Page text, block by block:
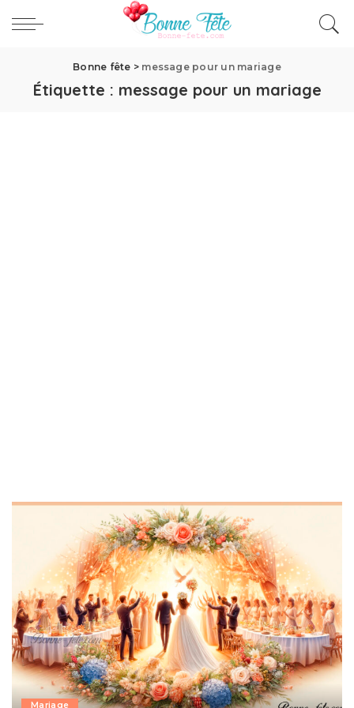
Bonne fête > message pour un mariage
Étiquette : message pour un mariage
Mariage